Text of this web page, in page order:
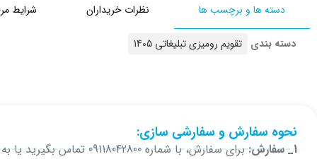
دسته ها و برچسب ها نظرات خریداران شرایط
دسته بندی تقویم رومیزی تبلیغاتی 1405
نحوه سفارش و سفارشی سازی:
1_ سفارش: برای سفارش، با شماره 09118042800 تماس بگیرید یا به همین شماره در واتساپ، تلگرام یا ایتا پیام دهید.